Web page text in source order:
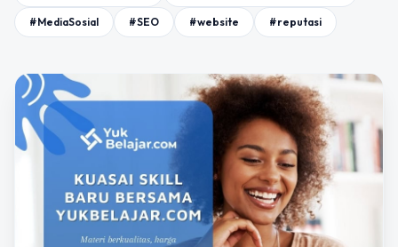
#MediaSosial #SEO #website #reputasi